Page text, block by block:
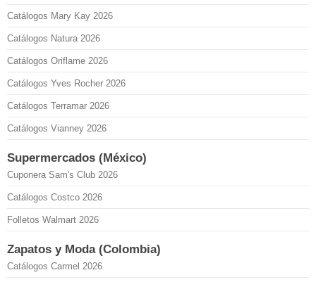
Catálogos Mary Kay 2026
Catálogos Natura 2026
Catálogos Oriflame 2026
Catálogos Yves Rocher 2026
Catálogos Terramar 2026
Catálogos Vianney 2026
Supermercados (México)
Cuponera Sam's Club 2026
Catálogos Costco 2026
Folletos Walmart 2026
Zapatos y Moda (Colombia)
Catálogos Carmel 2026